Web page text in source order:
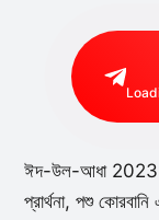
ঈদ-উল-আধা 2023:
প্রার্থনা, পশু